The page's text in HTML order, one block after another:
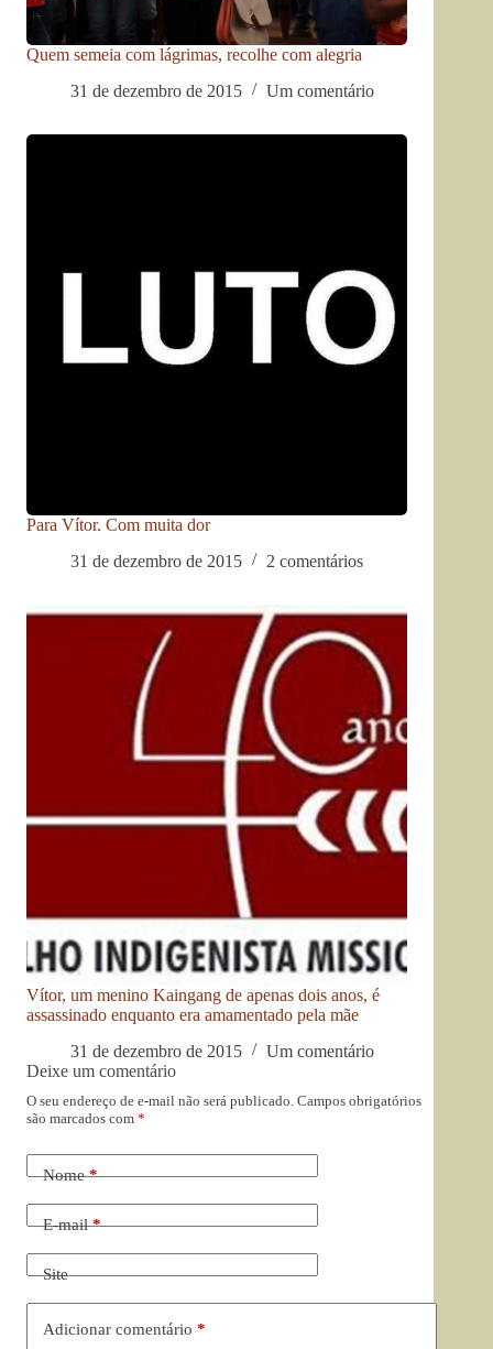
Quem semeia com lágrimas, recolhe com alegria
31 de dezembro de 2015
Um comentário
Para Vítor. Com muita dor
31 de dezembro de 2015
2 comentários
Vítor, um menino Kaingang de apenas dois anos, é
assassinado enquanto era amamentado pela mãe
31 de dezembro de 2015
Um comentário
Deixe um comentário
O seu endereço de e-mail não será publicado. Campos obrigatórios
são marcados com *
Nome*
E-mail*
Site
Adicionar comentário *